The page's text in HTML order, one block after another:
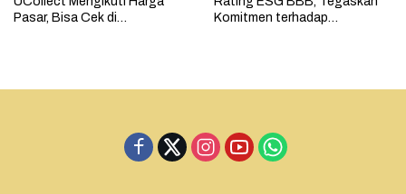
Pasar, Bisa Cek di
Komitmen terhadap